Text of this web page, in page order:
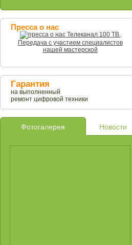
Пресса о нас
Телеканал 100 ТВ.
Передача с участием специалистов
нашей мастерской
Гарантия
на выполненный
ремонт цифровой техники
Фотогалерея Новости